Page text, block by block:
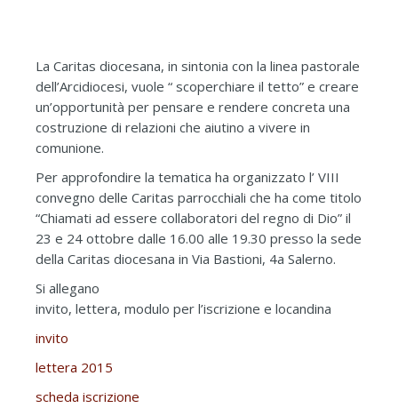
La Caritas diocesana, in sintonia con la linea pastorale
dell’Arcidiocesi, vuole “ scoperchiare il tetto” e creare
un’opportunità per pensare e rendere concreta una
costruzione di relazioni che aiutino a vivere in
comunione.
Per approfondire la tematica ha organizzato l’ VIII
convegno delle Caritas parrocchiali che ha come titolo
“Chiamati ad essere collaboratori del regno di Dio” il
23 e 24 ottobre dalle 16.00 alle 19.30 presso la sede
della Caritas diocesana in Via Bastioni, 4a Salerno.
Si allegano
invito, lettera, modulo per l’iscrizione e locandina
invito
lettera 2015
scheda iscrizione